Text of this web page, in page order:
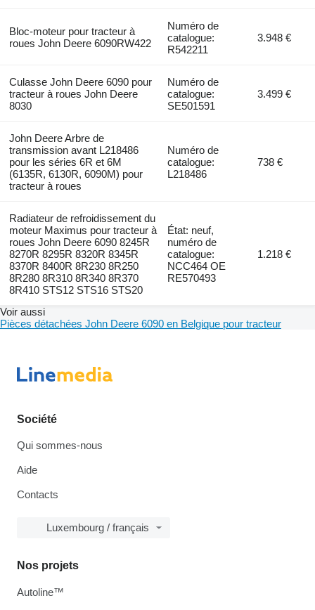
Bloc-moteur pour tracteur à
roues John Deere 6090RW422
Numéro de
catalogue:
R542211
3.948 €
Culasse John Deere 6090 pour
tracteur à roues John Deere
8030
Numéro de
catalogue:
SE501591
3.499 €
John Deere Arbre de
transmission avant L218486
pour les séries 6R et 6M
(6135R, 6130R, 6090M) pour
tracteur à roues
Numéro de
catalogue:
L218486
738 €
Radiateur de refroidissement du
moteur Maximus pour tracteur à
roues John Deere 6090 8245R
8270R 8295R 8320R 8345R
8370R 8400R 8R230 8R250
8R280 8R310 8R340 8R370
8R410 STS12 STS16 STS20
État: neuf,
numéro de
catalogue:
NCC464 OE
RE570493
1.218 €
Voir aussi
Pièces détachées John Deere 6090 en Belgique pour tracteur
Société
Qui sommes-nous
Aide
Contacts
Luxembourg / français
Nos projets
Autoline™